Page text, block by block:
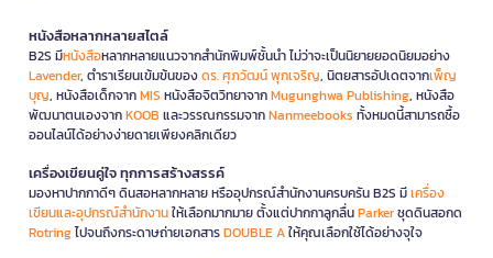
หนังสือหลากหลายสไตล์
B2S มีหนังสือหลากหลายแนวจากสำนักพิมพ์ชั้นนำ ไม่ว่าจะเป็นนิยายยอดนิยมอย่าง
Lavender, ตำราเรียนเข้มข้นของดร. ศุภวัฒน์ พุกเจริญ, นิตยสารอัปเดตจากเพ็ญ
บุญ, หนังสือเด็กจากMIS หนังสือจิตวิทยาจากMugunghwa Publishing, หนังสือ
พัฒนาตนเองจากKOOB และวรรณกรรมจากNanmeebooks ทั้งหมดนี้สามารถซื้อ
ออนไลน์ได้อย่างง่ายดายเพียงคลิกเดียว
เครื่องเขียนคู่ใจ ทุกการสร้างสรรค์
มองหาปากกาดีๆ ดินสอหลากหลาย หรืออุปกรณ์สำนักงานครบครัน B2S มีเครื่อง
เขียนและอุปกรณ์สำนักงานให้เลือกมากมาย ตั้งแต่ปากกาลูกลื่นParkerชุดดินสอกด
Rotringไปจนถึงกระดาษถ่ายเอกสารDOUBLE Aให้คุณเลือกใช้ได้อย่างจุใจ